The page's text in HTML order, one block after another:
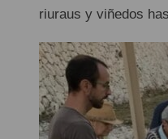
riuraus y viñedos